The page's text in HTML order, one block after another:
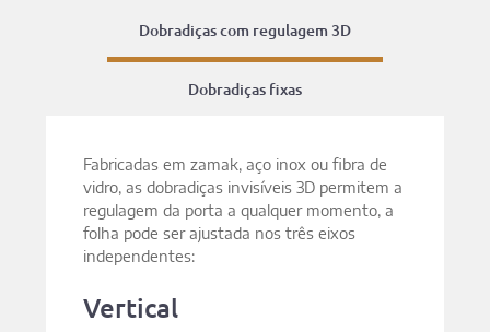
Dobradiças com regulagem 3D
Dobradiças fixas
Fabricadas em zamak, aço inox ou fibra de
vidro, as dobradiças invisíveis 3D permitem a
regulagem da porta a qualquer momento, a
folha pode ser ajustada nos três eixos
independentes:
Vertical